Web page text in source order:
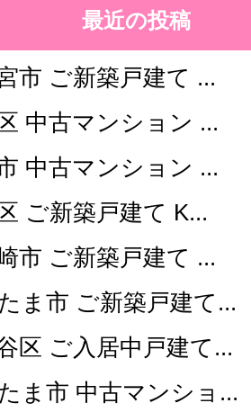
最近の投稿
市 ご新築戸建て ...
中古マンション ...
中古マンション ...
ご新築戸建て K...
市 ご新築戸建て ...
ま市 ご新築戸建て...
区 ご入居中戸建て...
ま市 中古マンショ...